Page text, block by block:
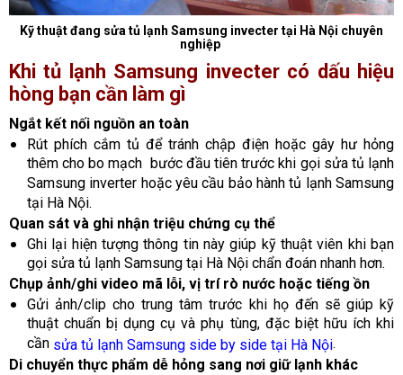
Kỹ thuật đang sửa tủ lạnh Samsung invecter tại Hà Nội chuyên
nghiệp
Khi tủ lạnh Samsung invecter có dấu hiệu
hòng bạn cần làm gì
Ngắt kết nối nguồn an toàn
Rút phích cắm tủ để tránh chập điện hoặc gây hư hỏng
thêm cho bo mạch bước đầu tiên trước khi gọi sửa tủ lạnh
Samsung inverter hoặc yêu cầu bảo hành tủ lạnh Samsung
tại Hà Nội.
Quan sát và ghi nhận triệu chứng cụ thể
Ghi lại hiện tượng thông tin này giúp kỹ thuật viên khi bạn
gọi sửa tủ lạnh Samsung tại Hà Nội chẩn đoán nhanh hơn.
Chụp ảnh/ghi video mã lỗi, vị trí rò nước hoặc tiếng ồn
Gửi ảnh/clip cho trung tâm trước khi họ đến sẽ giúp kỹ
thuật chuẩn bị dụng cụ và phụ tùng, đặc biệt hữu ích khi
cần sửa tủ lạnh Samsung side by side tại Hà Nội.
Di chuyển thực phẩm dễ hỏng sang nơi giữ lạnh khác